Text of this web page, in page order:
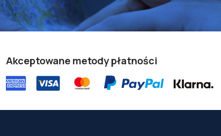
Akceptowane metody płatności